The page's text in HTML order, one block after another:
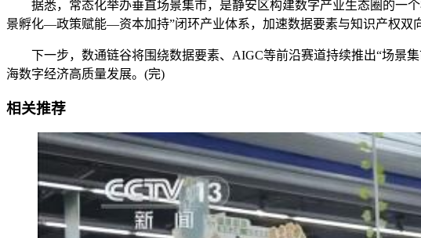
据悉，常态化举办垂直场景集市，是静安区构建数字产业生态圈的一
景孵化—政策赋能—资本加持”闭环产业体系，加速数据要素与知识产权双
下一步，数通链谷将围绕数据要素、AIGC等前沿赛道持续推出“场景集
海数字经济高质量发展。(完)
相关推荐